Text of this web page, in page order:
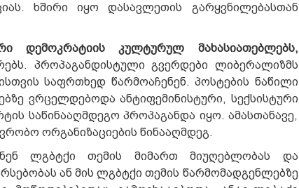
ხშირი იყო დასავლეთის გარყვნილებასთან
დემოკრატიის კულტურულ მახასიათებლებს,
პროპაგანდისტული გვერდები ლიბერალიზმს
საფრთხედ წარმოაჩენენ. პოსტების ნაწილი
ვრცელდებოდა ანტიფემინისტური, სექსისტური
საწინააღმდეგო პროპაგანდა იყო. ამასთანავე,
ორგანიზაციების წინააღმდეგ.
ლგბტქი თემის მიმართ მიუღებლობას და
ან მის ლგბტქი თემის წარმომადგენლებზე